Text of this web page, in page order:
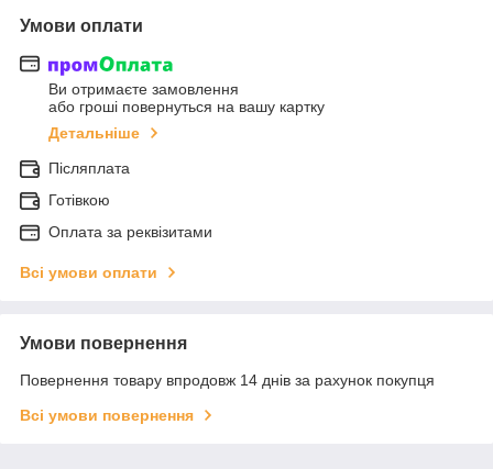
Умови оплати
Ви отримаєте замовлення
або гроші повернуться на вашу картку
Детальніше
Післяплата
Готівкою
Оплата за реквізитами
Всі умови оплати
Умови повернення
Повернення товару впродовж 14 днів за рахунок покупця
Всі умови повернення